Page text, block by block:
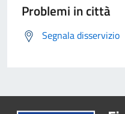
Problemi in città
Segnala disservizio